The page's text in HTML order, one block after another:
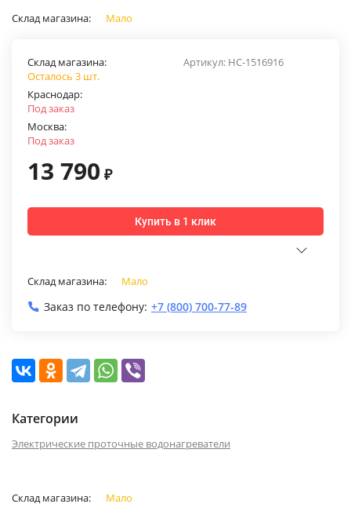
Склад магазина: Мало
Артикул: НС-1516916
Склад магазина:
Осталось 3 шт.
Краснодар:
Под заказ
Москва:
Под заказ
13 790 ₽
Купить в 1 клик
Склад магазина: Мало
Заказ по телефону: +7 (800) 700-77-89
Категории
Электрические проточные водонагреватели
Склад магазина: Мало